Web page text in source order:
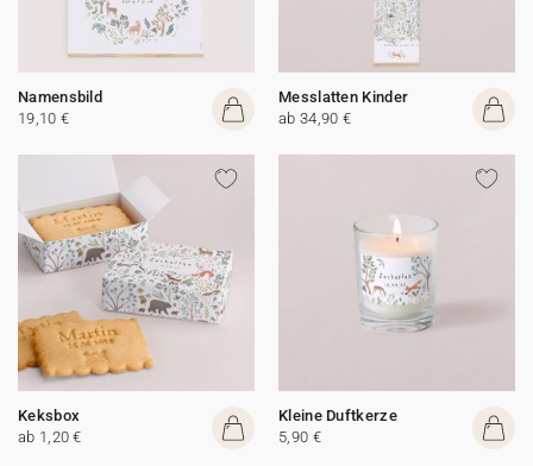
Namensbild
19,10 €
Messlatten Kinder
ab 34,90 €
Keksbox
ab 1,20 €
Kleine Duftkerze
5,90 €